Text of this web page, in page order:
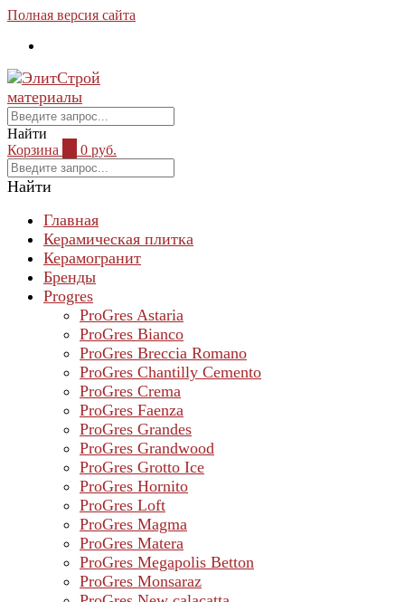
Полная версия сайта
Найти
Корзина
0 руб.
Найти
Главная
Керамическая плитка
Керамогранит
Бренды
Progres
ProGres Astaria
ProGres Bianco
ProGres Breccia Romano
ProGres Chantilly Cemento
ProGres Crema
ProGres Faenza
ProGres Grandes
ProGres Grandwood
ProGres Grotto Ice
ProGres Hornito
ProGres Loft
ProGres Magma
ProGres Matera
ProGres Megapolis Betton
ProGres Monsaraz